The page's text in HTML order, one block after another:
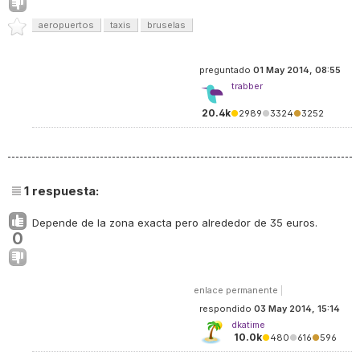
aeropuertos taxis bruselas
preguntado 01 May 2014, 08:55
trabber
20.4k●2989●3324●3252
1 respuesta:
0
Depende de la zona exacta pero alrededor de 35 euros.
enlace permanente
respondido 03 May 2014, 15:14
dkatime
10.0k●480●616●596